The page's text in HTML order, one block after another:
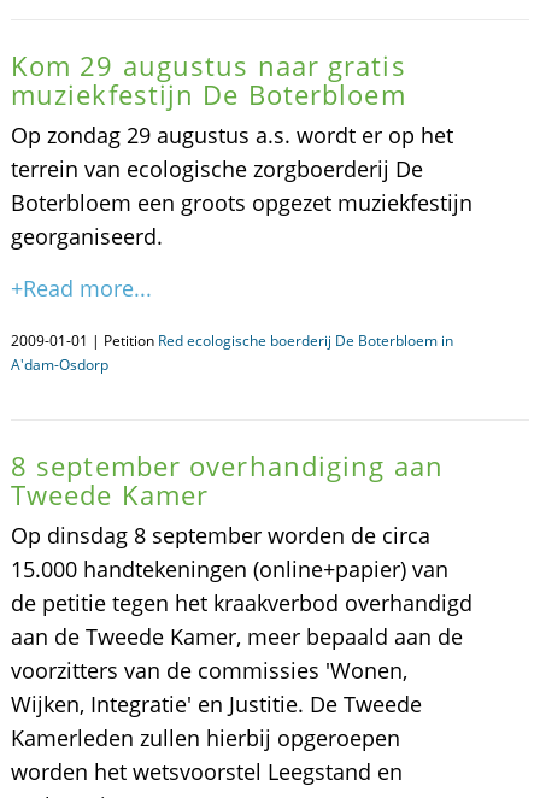
Kom 29 augustus naar gratis
muziekfestijn De Boterbloem
Op zondag 29 augustus a.s. wordt er op het
terrein van ecologische zorgboerderij De
Boterbloem een groots opgezet muziekfestijn
georganiseerd.
+Read more...
2009-01-01 | Petition Red ecologische boerderij De Boterbloem in
A'dam-Osdorp
8 september overhandiging aan
Tweede Kamer
Op dinsdag 8 september worden de circa
15.000 handtekeningen (online+papier) van
de petitie tegen het kraakverbod overhandigd
aan de Tweede Kamer, meer bepaald aan de
voorzitters van de commissies 'Wonen,
Wijken, Integratie' en Justitie. De Tweede
Kamerleden zullen hierbij opgeroepen
worden het wetsvoorstel Leegstand en